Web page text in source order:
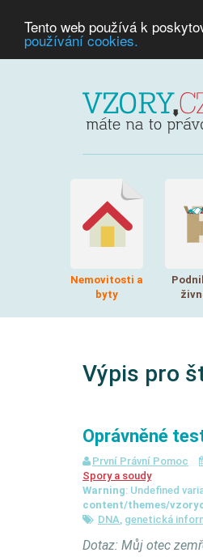
Tento web používá k
používání cookies.
Nemovitosti a
byty
Výpis pro
Oprávněné
První Právní Pomoc
Spory a soudy
Warning: Undefined
content/themes/
DNA, genetická
Dotaz: Můj otec